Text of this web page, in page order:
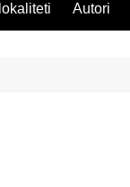
Autori